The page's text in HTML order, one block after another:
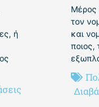
ή
Μέρος
τον
και
ποιος,